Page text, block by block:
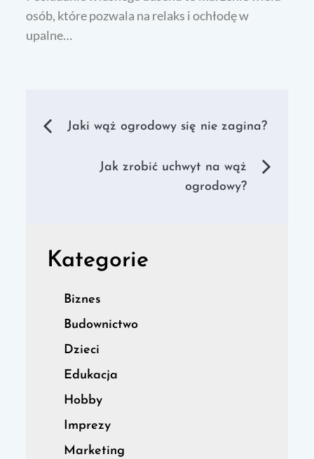
osób, które pozwala na relaks i ochłodę w
upalne…
Nawigacja
wpisu
Jaki wąż ogrodowy się nie zagina?
Jak zrobić uchwyt na wąż
ogrodowy?
Kategorie
Biznes
Budownictwo
Dzieci
Edukacja
Hobby
Imprezy
Marketing